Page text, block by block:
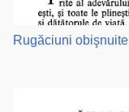
Rugăciuni obişnuite